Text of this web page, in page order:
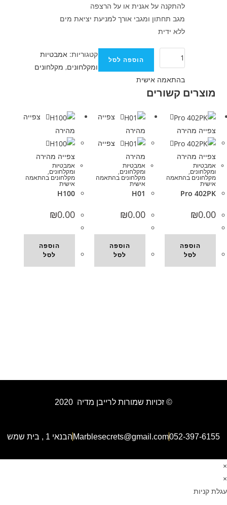
להתקנה על אגנית או על הרצפה
מגב תחתון ומגבי אורך למניעת יציאת מים
ללא ידית
הוספה לסל
קטגוריות: אמבטיות
ומקלחונים, מקלחונים
בהתאמה אישית
מוצרים קשורים
צפייה
מהירה
צפייה מהירה
אמבטיות
ומקלחונים,
מקלחונים בהתאמה
אישית
H100
₪0.00
הוספה
לסל
צפייה
מהירה
צפייה
מהירה
אמבטיות
ומקלחונים,
מקלחונים בהתאמה
אישית
H01
₪0.00
הוספה
לסל
צפייה מהירה
צפייה מהירה
אמבטיות
ומקלחונים,
מקלחונים בהתאמה
אישית
Pro 402PK
₪0.00
הוספה
לסל
052-397-6155
Marblesecrets@gmail.com הבנאי 1 , בית שמש
© זכויות שמורות לרייבן מדיה 2020
×
×
עגלת קניות